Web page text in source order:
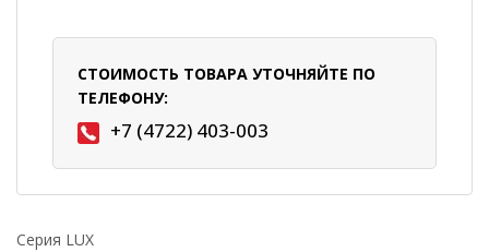
СТОИМОСТЬ ТОВАРА УТОЧНЯЙТЕ ПО
ТЕЛЕФОНУ:
+7 (4722) 403-003
Серия LUX